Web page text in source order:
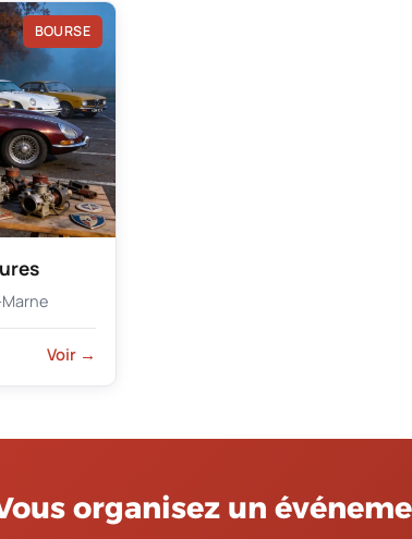
BOURSE
Marne
Voir →
organisez un